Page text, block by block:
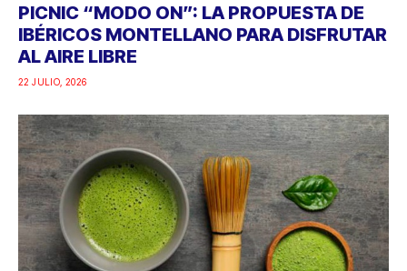
PICNIC “MODO ON”: LA PROPUESTA DE
IBÉRICOS MONTELLANO PARA DISFRUTAR
AL AIRE LIBRE
22 JULIO, 2026